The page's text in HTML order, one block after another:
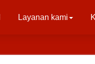
Layanan kami